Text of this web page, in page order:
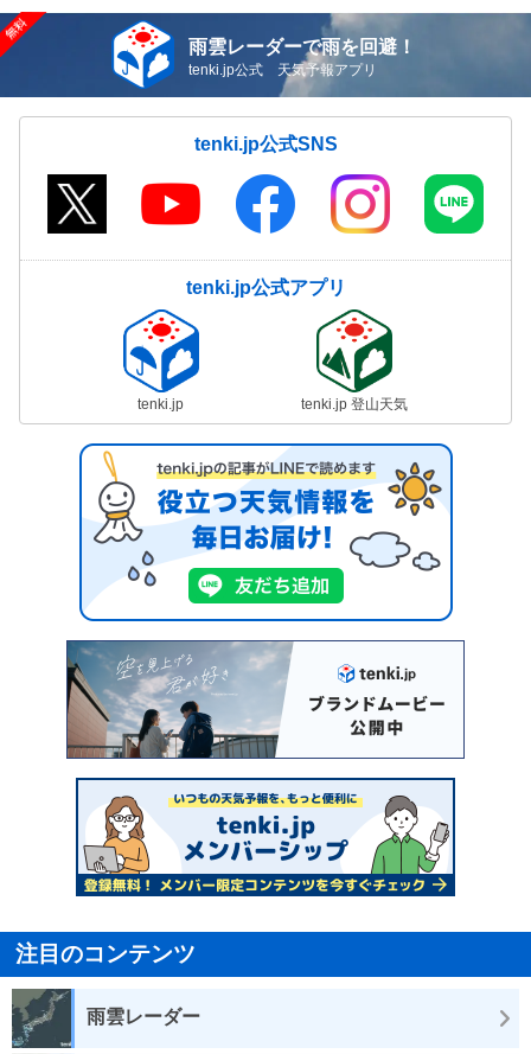
雨雲レーダーで雨を回避！
tenki.jp公式 天気予報アプリ
tenki.jp公式SNS
tenki.jp公式アプリ
tenki.jp tenki.jp 登山天気
注目のコンテンツ
雨雲レーダー